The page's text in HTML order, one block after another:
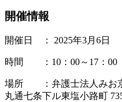
開催情報
開催日 ： 2025年3月6日
時間 ：10：00～17：00
場所 ：弁護士法人みお
丸通七条下ル東塩小路町